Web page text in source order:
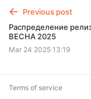
Previous post
Распределение
ВЕСНА 2025
Mar 24 2025 13:19
Terms of service